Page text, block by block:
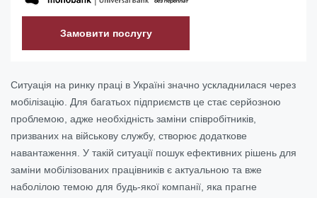
Замовити послугу
Ситуація на ринку праці в Україні значно ускладнилася через
мобілізацію. Для багатьох підприємств це стає серйозною
проблемою, адже необхідність заміни співробітників,
призваних на військову службу, створює додаткове
навантаження. У такій ситуації пошук ефективних рішень для
заміни мобілізованих працівників є актуальною та вже
наболілою темою для будь-якої компанії, яка прагне